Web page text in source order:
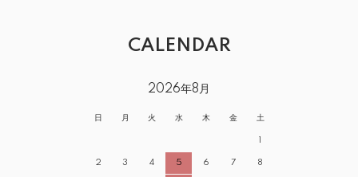
CALENDAR
2026年8月
日 月 火 水 木 金 土
1
2 3 4 5 6 7 8